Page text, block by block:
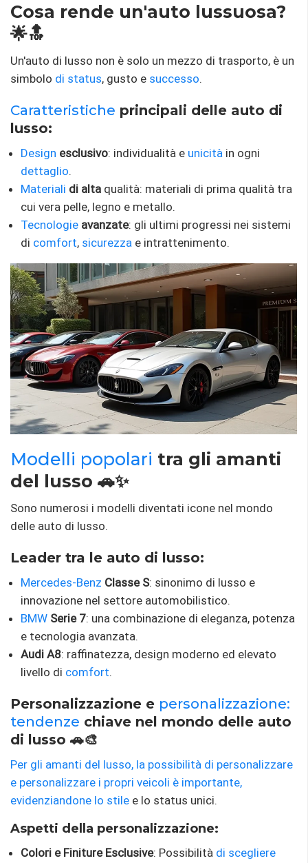
Cosa rende un'auto lussuosa?
🌟🔝
Un'auto di lusso non è solo un mezzo di trasporto, è un
simbolo di status, gusto e successo.
Caratteristiche principali delle auto di
lusso:
Design esclusivo: individualità e unicità in ogni
dettaglio.
Materiali di alta qualità: materiali di prima qualità tra
cui vera pelle, legno e metallo.
Tecnologie avanzate: gli ultimi progressi nei sistemi
di comfort, sicurezza e intrattenimento.
Modelli popolari tra gli amanti
del lusso 🚗✨
Sono numerosi i modelli diventati icone nel mondo
delle auto di lusso.
Leader tra le auto di lusso:
Mercedes-Benz Classe S: ​​sinonimo di lusso e
innovazione nel settore automobilistico.
BMW Serie 7: una combinazione di eleganza, potenza
e tecnologia avanzata.
Audi A8: raffinatezza, design moderno ed elevato
livello di comfort.
Personalizzazione e personalizzazione:
tendenze chiave nel mondo delle auto
di lusso 🚗🎨
Per gli amanti del lusso, la possibilità di personalizzare
e personalizzare i propri veicoli è importante,
evidenziandone lo stile e lo status unici.
Aspetti della personalizzazione:
Colori e Finiture Esclusive: Possibilità di scegliere